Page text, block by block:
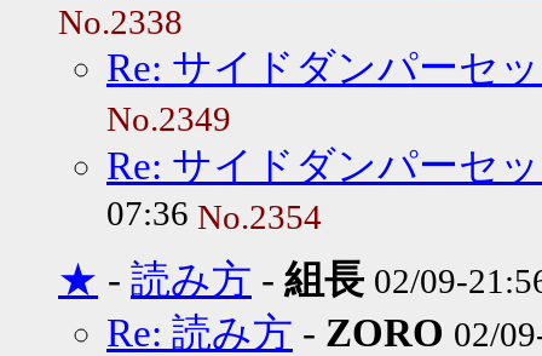
No.2338
Re: サイドダンパーセ
No.2349
Re: サイドダンパーセ
07:36 No.2354
★ - 読み方 - 組長 02/09-
Re: 読み方 - ZORO 02/